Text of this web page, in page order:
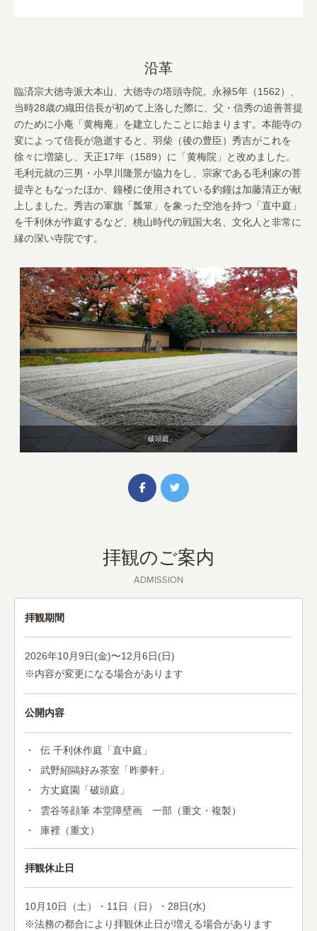
沿革
臨済宗大徳寺派大本山、大徳寺の塔頭寺院。永禄5年（1562）、
当時28歳の織田信長が初めて上洛した際に、父・信秀の追善菩提
のために小庵「黄梅庵」を建立したことに始まります。本能寺の
変によって信長が急逝すると、羽柴（後の豊臣）秀吉がこれを
徐々に増築し、天正17年（1589）に「黄梅院」と改めました。
毛利元就の三男・小早川隆景が協力をし、宗家である毛利家の菩
提寺ともなったほか、鐘楼に使用されている釣鐘は加藤清正が献
上しました。秀吉の軍旗「瓢箪」を象った空池を持つ「直中庭」
を千利休が作庭するなど、桃山時代の戦国大名、文化人と非常に
縁の深い寺院です。
「破頭庭」
拝観のご案内
ADMISSION
拝観期間
2026年10月9日(金)〜12月6日(日)
※内容が変更になる場合があります
公開内容
伝 千利休作庭「直中庭」
武野紹鷗好み茶室「昨夢軒」
方丈庭園「破頭庭」
雲谷等顔筆 本堂障壁画 一部（重文・複製）
庫裡（重文）
拝観休止日
10月10日（土）・11日（日）・28日(水)
※法務の都合により拝観休止日が増える場合があります